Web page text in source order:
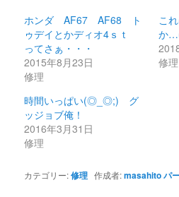
ホンダ AF67 AF68 ト
ゥデイとかディオ4ｓｔ
ってさぁ・・・
2015年8月23日
修理
こ
か
修理
時間いっぱい(◎_◎;) グ
ッジョブ俺！
2016年3月31日
修理
カテゴリー:修理 作成者:masahitoパ